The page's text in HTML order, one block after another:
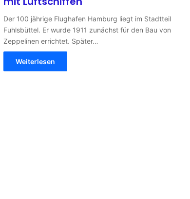
Der 100 jährige Flughafen Hamburg liegt im Stadtteil
Fuhlsbüttel. Er wurde 1911 zunächst für den Bau von
Zeppelinen errichtet. Später…
Weiterlesen